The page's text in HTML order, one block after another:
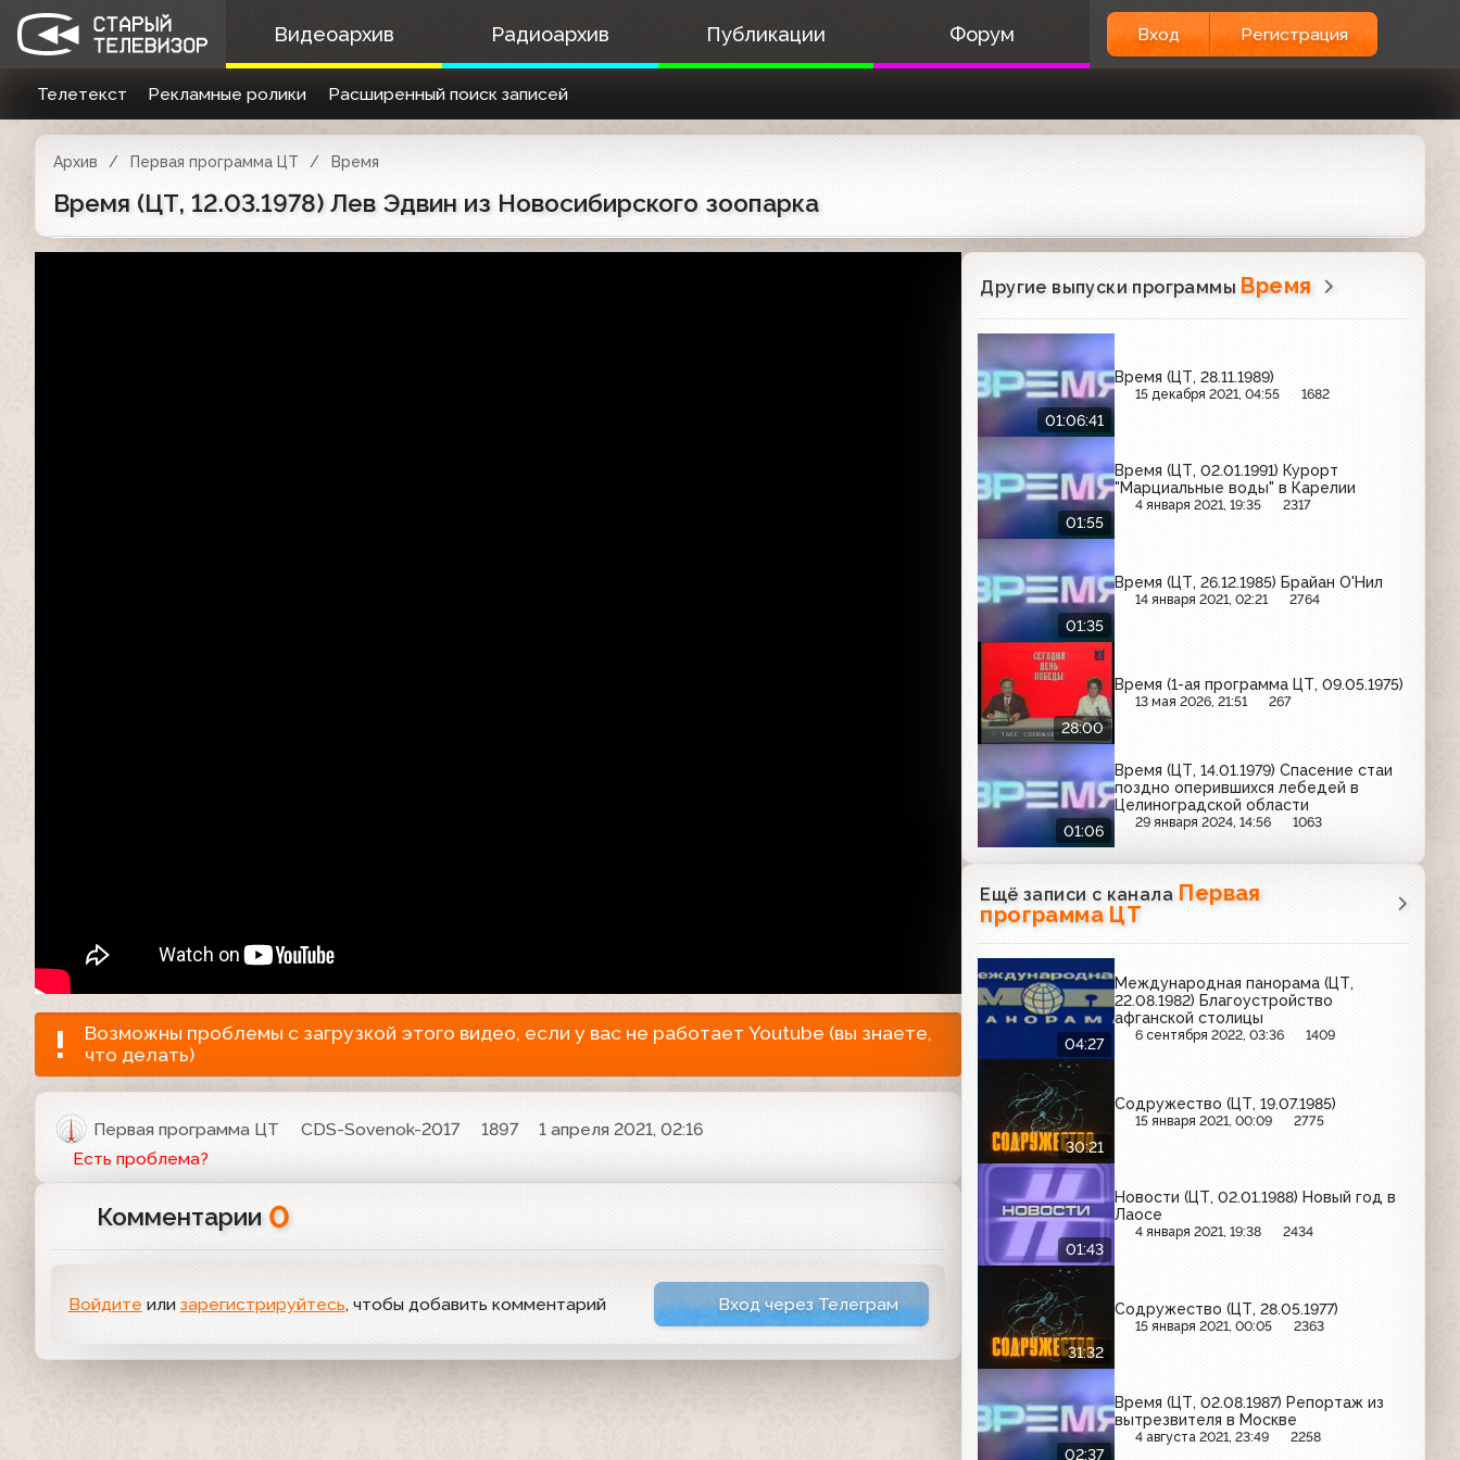
Видеоархив Радиоархив Публикации Форум Вход Регистрация
Телетекст Рекламные ролики Расширенный поиск записей
Архив Первая программа ЦТ Время
Время (ЦТ, 12.03.1978) Лев Эдвин из Новосибирского зоопарка
Возможны проблемы с загрузкой этого видео, если у вас не работает Youtube (вы знаете,
что делать)
Первая программа ЦТ CDS-Sovenok-2017 1897
1 апреля 2021, 02:16
Есть проблема?
Комментарии 0
Войдите или зарегистрируйтесь, чтобы добавить комментарий Вход через Телеграм
Другие выпуски программы Время
01:06:41
Время (ЦТ, 28.11.1989)
15 декабря 2021, 04:55 1682
01:55
Время (ЦТ, 02.01.1991) Курорт
"Марциальные воды" в Карелии
4 января 2021, 19:35 2317
01:35
Время (ЦТ, 26.12.1985) Брайан О'Нил
14 января 2021, 02:21 2764
28:00
Время (1-ая программа ЦТ, 09.05.1975)
13 мая 2026, 21:51 267
01:06
Время (ЦТ, 14.01.1979) Спасение стаи
поздно оперившихся лебедей в
Целиноградской области
29 января 2024, 14:56 1063
Ещё записи с канала Первая
программа ЦТ
04:27
Международная панорама (ЦТ,
22.08.1982) Благоустройство
афганской столицы
6 сентября 2022, 03:36 1409
30:21
Содружество (ЦТ, 19.07.1985)
15 января 2021, 00:09 2775
01:43
Новости (ЦТ, 02.01.1988) Новый год в
Лаосе
4 января 2021, 19:38 2434
31:32
Содружество (ЦТ, 28.05.1977)
15 января 2021, 00:05 2363
02:37
Время (ЦТ, 02.08.1987) Репортаж из
вытрезвителя в Москве
4 августа 2021, 23:49 2258